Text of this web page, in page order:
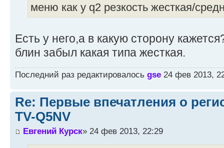
меню как у q2 резкость жесткая/
Есть у него,а в какую сторону
блин забыл какая типа жесткая.
Последний раз редактировалось gse 24 фев 2013,
Re: Первые впечатления о
TV-Q5NV
Евгений Курск» 24 фев 2013, 22:29